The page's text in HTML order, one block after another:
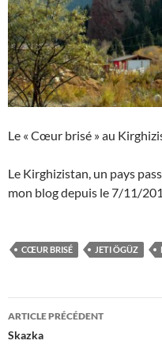
Le « Cœur brisé » au
Le Kirghizistan, un pays
mon blog depuis le 7/11/
CŒUR BRISÉ JETI ÖGÜZ
Navigation
des
ARTICLE PRÉCÉDENT
Skazka